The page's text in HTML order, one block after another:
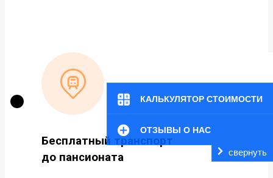
КАЛЬКУЛЯТОР СТОИМОСТИ
ОТЗЫВЫ О НАС
свернуть
Бесплатный транспорт
до пансионата